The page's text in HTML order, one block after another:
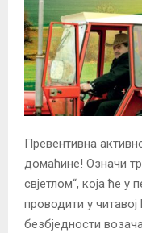
Превентивна
домаћине! Означи
свјетлом“, која ће
проводити у
безбједности